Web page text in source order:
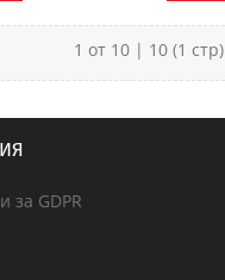
1 от 10 | 10 (1 стр)
за GDPR